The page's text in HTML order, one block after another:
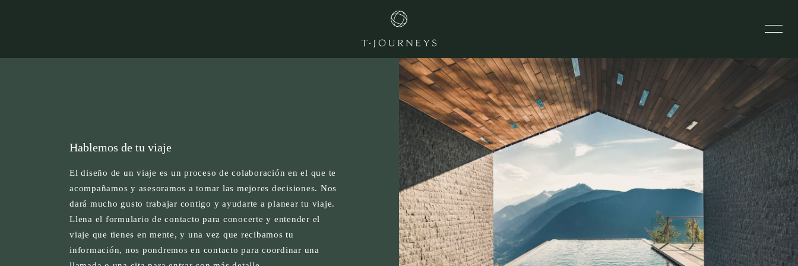
Hablemos de tu viaje
El diseño de un viaje es un proceso de colaboración en el que te
acompañamos y asesoramos a tomar las mejores decisiones. Nos
dará mucho gusto trabajar contigo y ayudarte a planear tu viaje.
Llena el formulario de contacto para conocerte y entender el
viaje que tienes en mente, y una vez que recibamos tu
información, nos pondremos en contacto para coordinar una